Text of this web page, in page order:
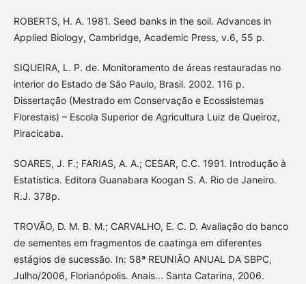
ROBERTS, H. A. 1981. Seed banks in the soil. Advances in
Applied Biology, Cambridge, Academic Press, v.6, 55 p.
SIQUEIRA, L. P. de. Monitoramento de áreas restauradas no
interior do Estado de São Paulo, Brasil. 2002. 116 p.
Dissertação (Mestrado em Conservação e Ecossistemas
Florestais) – Escola Superior de Agricultura Luiz de Queiroz,
Piracicaba.
SOARES, J. F.; FARIAS, A. A.; CESAR, C.C. 1991. Introdução à
Estatística. Editora Guanabara Koogan S. A. Rio de Janeiro.
R.J. 378p.
TROVÃO, D. M. B. M.; CARVALHO, E. C. D. Avaliação do banco
de sementes em fragmentos de caatinga em diferentes
estágios de sucessão. In: 58ª REUNIÃO ANUAL DA SBPC,
Julho/2006, Florianópolis. Anais... Santa Catarina, 2006.